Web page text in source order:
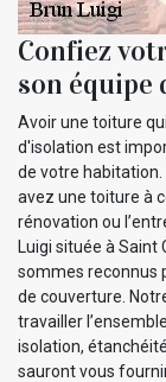
Confiez
son équipe
Avoir une toiture
d'isolation est
de votre habitation.
avez une toiture à
rénovation ou
Luigi située à Saint
sommes reconnus
de couverture.
travailler
isolation,
sauront vous